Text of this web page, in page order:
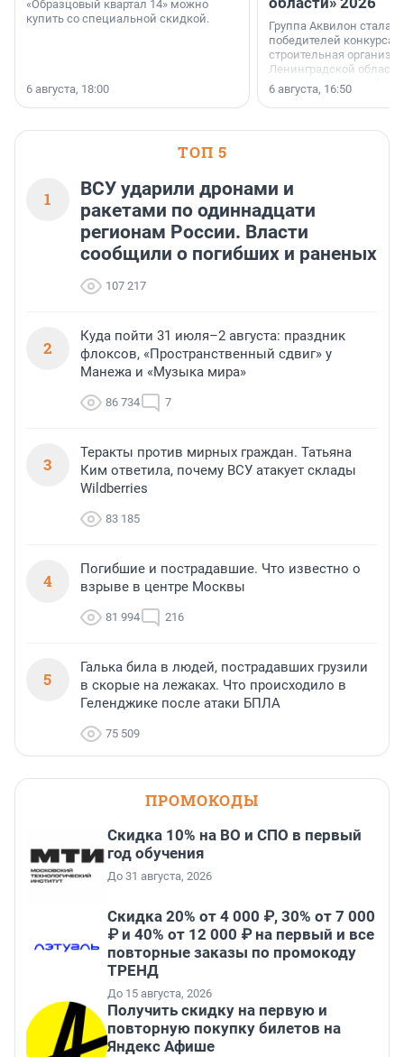
«Образцовый квартал 14» можно
купить со специальной скидкой.
6 августа, 18:00
Группа Аквилон стала
победителей конкурса
строительная
Ленинградской области
номинации «Самый
застройщик
области».
6 августа, 16:50
ТОП 5
1
ВСУ ударили дронами и
ракетами по одиннадцати
регионам России. Власти
сообщили о погибших и раненых
107 217
2
Куда пойти 31 июля–2 августа: праздник
флоксов, «Пространственный сдвиг» у
Манежа и «Музыка мира»
86 734 7
3
Теракты против мирных граждан. Татьяна
Ким ответила, почему ВСУ атакует склады
Wildberries
83 185
4
Погибшие и пострадавшие. Что известно о
взрыве в центре Москвы
81 994 216
5
Галька била в людей, пострадавших грузили
в скорые на лежаках. Что происходило в
Геленджике после атаки БПЛА
75 509
ПРОМОКОДЫ
Скидка 10% на ВО и СПО в первый
год обучения
До 31 августа, 2026
Скидка 20% от 4 000 ₽, 30% от 7 000
₽ и 40% от 12 000 ₽ на первый и все
повторные заказы по промокоду
ТРЕНД
До 15 августа, 2026
Получить скидку на первую и
повторную покупку билетов на
Яндекс Афише